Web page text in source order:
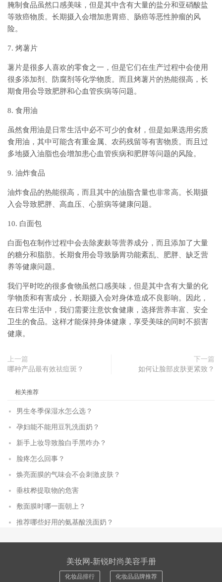
腌制食品虽然口感美味，但是其中含有大量的盐分和亚硝酸盐
等致癌物质。长期摄入会增加患胃癌、肠癌等恶性肿瘤的风
险。
7. 烤薯片
薯片是很多人喜欢的零食之一，但是它们在生产过程中会使用
很多添加剂、防腐剂等化学物质。而且烤薯片的热能很高，长
期食用会导致肥胖和心血管疾病等问题。
8. 食用油
虽然食用油是日常生活中必不可少的食材，但是如果选用劣质
食用油，其中可能含有重金属、农药残留等有害物质。而且过
多地摄入油脂也会增加患心血管疾病和肥胖等问题的风险。
9. 油炸食品
油炸食品的热能很高，而且其中的油脂含量也非常高。长期摄
入会导致肥胖、高血压、心脏病等健康问题。
10. 白面包
白面包在制作过程中会去除麦麸等营养成分，而且添加了大量
的糖分和脂肪。长期食用会导致肠胃功能紊乱、肥胖、缺乏营
养等健康问题。
我们平时吃的很多食物虽然口感美味，但是其中含有大量的化
学物质和有害成分，长期摄入会对身体造成不良影响。因此，
在日常生活中，我们需要注意饮食健康，选择营养丰富、安全
卫生的食品。这样才能保持身体健康，享受美味的同时不损害
健康。
上一篇
哪种产品最有效祛痘斑？
下一篇
如何让脸部皮肤更紧致？
相关推荐
男生冬季保湿水怎么选？
孕妇能不能用豆乳洗面奶？
新手上妆导致脸白手黑咋办？
脸疼怎么回事？
焕亮面膜的气味会不会刺激皮肤？
垂枝桦提取物的危害
敷面膜时哪一面朝上？
推荐哪些好用的氨基酸洗面奶？
美妆网-新锐时尚美容手册
化妆品排行 化妆品品牌推荐